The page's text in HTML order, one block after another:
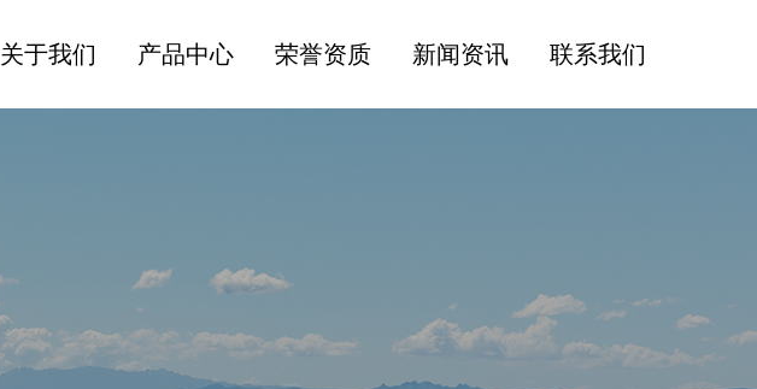
关于我们 产品中心 荣誉资质 新闻资讯 联系我们